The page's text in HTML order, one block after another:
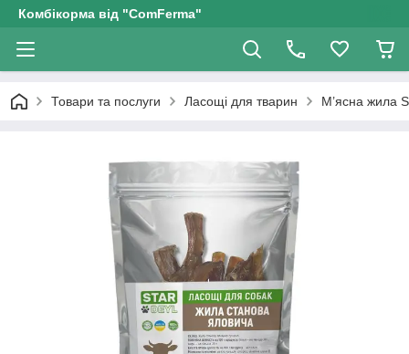
Комбікорма від "ComFerma"
Товари та послуги Ласощі для тварин М’ясна жила